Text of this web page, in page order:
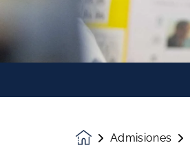
HomepageAdmisiones